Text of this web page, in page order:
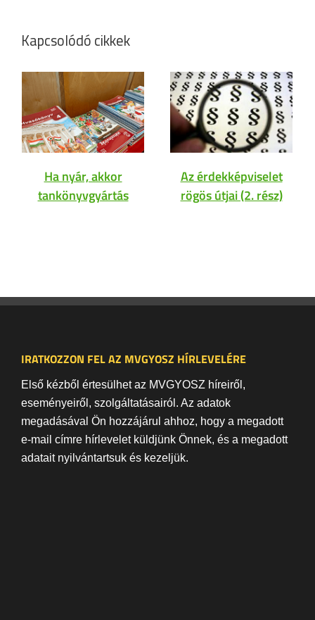
Kapcsolódó cikkek
Ha nyár, akkor
tankönyvgyártás
Az érdekképviselet
rögös útjai (2. rész)
IRATKOZZON FEL AZ MVGYOSZ HÍRLEVELÉRE
Első kézből értesülhet az MVGYOSZ híreiről,
eseményeiről, szolgáltatásairól. Az adatok
megadásával Ön hozzájárul ahhoz, hogy a megadott
e-mail címre hírlevelet küldjünk Önnek, és a megadott
adatait nyilvántartsuk és kezeljük.